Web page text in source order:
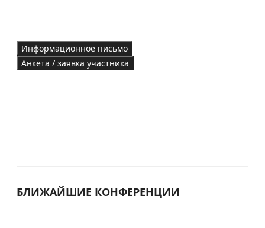
Информационное письмо
Анкета / заявка участника
БЛИЖАЙШИЕ КОНФЕРЕНЦИИ